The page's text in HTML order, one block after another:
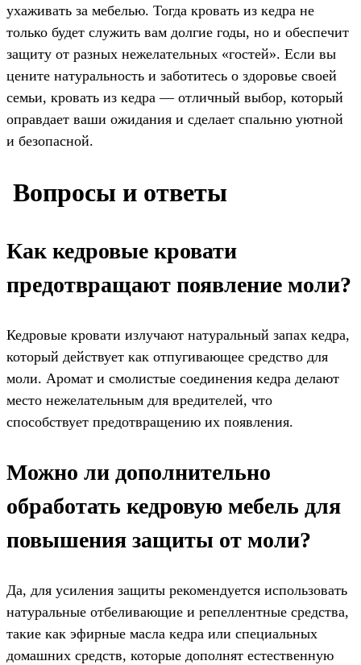
ухаживать за мебелью. Тогда кровать из кедра не
только будет служить вам долгие годы, но и обеспечит
защиту от разных нежелательных «гостей». Если вы
цените натуральность и заботитесь о здоровье своей
семьи, кровать из кедра — отличный выбор, который
оправдает ваши ожидания и сделает спальню уютной
и безопасной.
️ Вопросы и ответы
Как кедровые кровати
предотвращают появление моли?
Кедровые кровати излучают натуральный запах кедра,
который действует как отпугивающее средство для
моли. Аромат и смолистые соединения кедра делают
место нежелательным для вредителей, что
способствует предотвращению их появления.
Можно ли дополнительно
обработать кедровую мебель для
повышения защиты от моли?
Да, для усиления защиты рекомендуется использовать
натуральные отбеливающие и репеллентные средства,
такие как эфирные масла кедра или специальных
домашних средств, которые дополнят естественную